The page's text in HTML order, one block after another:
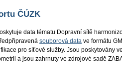
ČÚZK
data tématu Dopravní sítě
souborová data ve formátu
pro síťové služby. Jsou poskytovány
a jsou zahrnuty ve zdrojové sadě